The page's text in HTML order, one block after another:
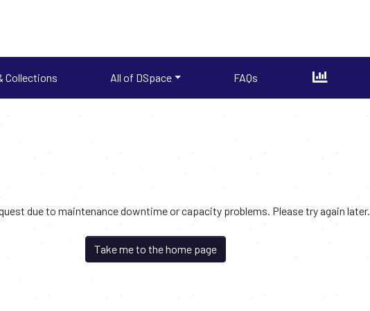
Collections All of DSpace FAQs
due to maintenance downtime or capacity problems. Please try again later.
Take me to the home page